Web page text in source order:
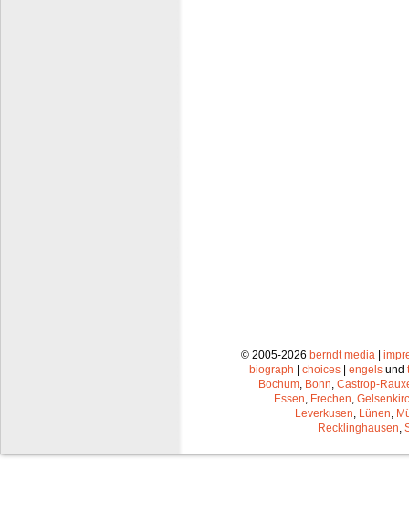
© 2005-2026 berndt media |
biograph | choices | engels und
Bochum Bonn Castrop-
Essen Frechen
Leverkusen Lünen
Recklinghausen